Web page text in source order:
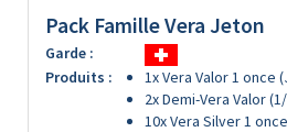
Pack Famille Vera Jeton
Garde :
Produits :
1x Vera Valor 1 once
2x Demi-Vera Valor
10x Vera Silver 1